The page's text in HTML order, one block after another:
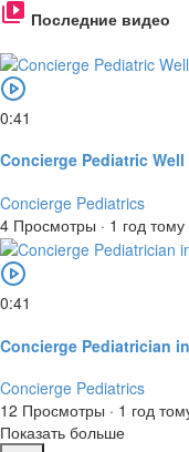
Последние видео
0:41
Concierge Pediatric
Concierge Pediatrics
4 Просмотры · 1 год
0:41
Concierge Pediatrician
Concierge Pediatrics
12 Просмотры · 1 год
Показать больше